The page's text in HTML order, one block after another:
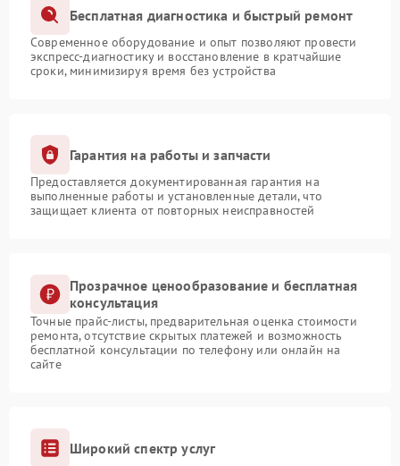
Бесплатная диагностика и быстрый ремонт
Современное оборудование и опыт позволяют провести
экспресс-диагностику и восстановление в кратчайшие
сроки, минимизируя время без устройства
Гарантия на работы и запчасти
Предоставляется документированная гарантия на
выполненные работы и установленные детали, что
защищает клиента от повторных неисправностей
Прозрачное ценообразование и бесплатная
консультация
Точные прайс-листы, предварительная оценка стоимости
ремонта, отсутствие скрытых платежей и возможность
бесплатной консультации по телефону или онлайн на
сайте
Широкий спектр услуг